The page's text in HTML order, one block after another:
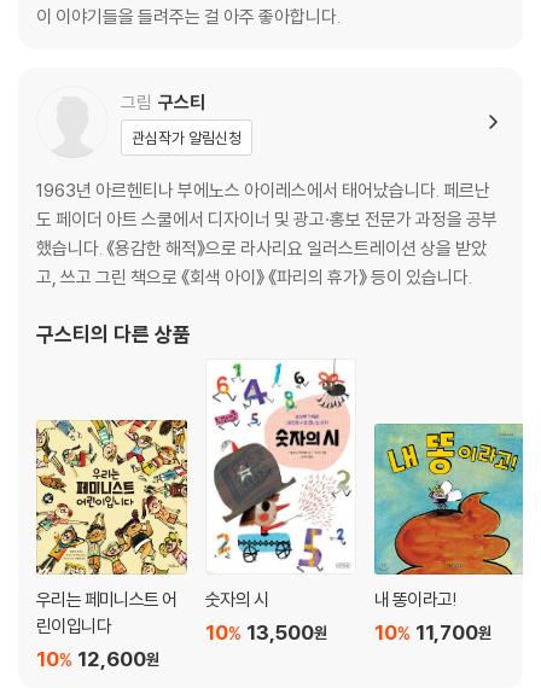
이 이야기들을 들려주는 걸 아주 좋아합니다.
그림 구스티
관심작가 알림신청
1963년 아르헨티나 부에노스 아이레스에서 태어났습니다. 페르난
도 페이더 아트 스쿨에서 디자이너 및 광고·홍보 전문가 과정을 공부
했습니다. 《용감한 해적》으로 라사리요 일러스트레이션 상을 받았
고, 쓰고 그린 책으로 《회색 아이》 《파리의 휴가》 등이 있습니다.
구스티 의 다른 상품
우리는 페미니스트 어
린이입니다
12,600원
10%
숫자의 시
13,500원
10%
내 똥이라고!
11,700원
10%